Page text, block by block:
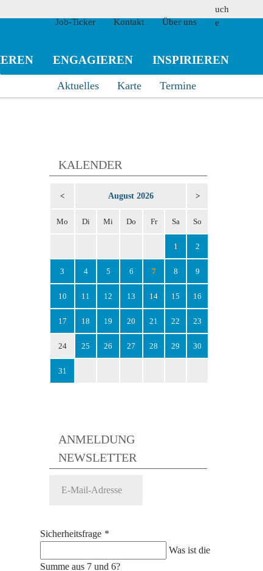
Job-Ticker
Kontakt Über uns
suchen
Aktuelles Karte Termine
ENGAGIEREN INSPIRIEREN
KALENDER
< August 2026 >
Mo Di Mi Do Fr Sa So
1 2
3 4 5 6 7 8 9
10 11 12 13 14 15 16
17 18 19 20 21 22 23
24 25 26 27 28 29 30
31
ANMELDUNG
NEWSLETTER
Sicherheitsfrage *
Was ist die
Summe aus 7 und 6?